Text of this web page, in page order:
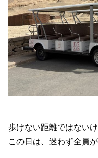
歩けない距離ではない
この日は、迷わず全員